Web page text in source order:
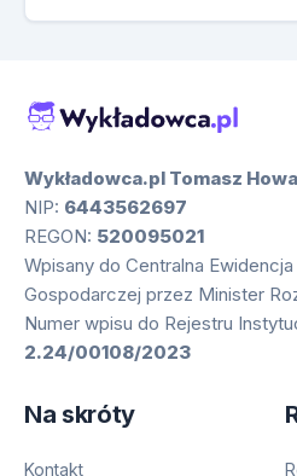
Wykładowca.pl Tomasz
NIP: 6443562697
REGON: 520095021
Wpisany do Centralna
Gospodarczej przez Minister
Numer wpisu do Rejestru
2.24/00108/2023
Na skróty
Kontakt